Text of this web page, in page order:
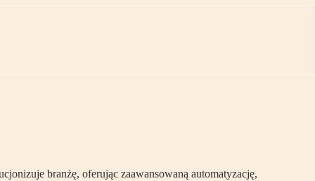
branżę, oferując zaawansowaną automatyzację,